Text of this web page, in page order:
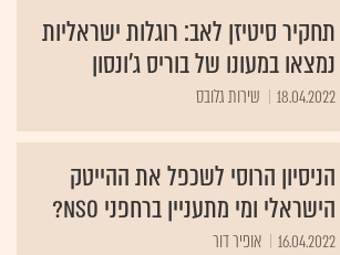
תחקיר סיטיזן לאב: רוגלות ישראליות
נמצאו במעונו של בוריס ג'ונסון
18.04.2022 שירות גלובס
הניסיון הרוסי לשכפל את ההייטק
הישראלי ומי מתעניין ברחפני NSO?
16.04.2022 אופיר דור